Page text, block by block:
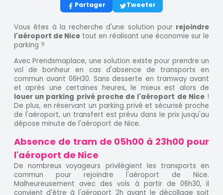
Partager Tweeter
Vous êtes à la recherche d'une solution pour rejoindre
l'aéroport de Nice tout en réalisant une économie sur le
parking ?
Avec Prendsmaplace, une solution existe pour prendre un
vol de bonheur en cas d'absence de transports en
commun avant 06H30. Sans desserte en tramway avant
et après une certaines heures, le mieux est alors de
louer un parking privé proche de l'aéroport de Nice!
De plus, en réservant un parking privé et sécurisé proche
de l'aéroport, un transfert est prévu dans le prix jusqu'au
dépose minute de l'aéroport de Nice.
Absence de tram de 05h00 à 23h00 pour
l'aéroport de Nice
De nombreux voyageurs privilégient les transports en
commun pour rejoindre l'aéroport de Nice.
Malheureusement avec des vols à partir de 06h30, il
convient d'être à l'aéroport 2h avant le décollage soit